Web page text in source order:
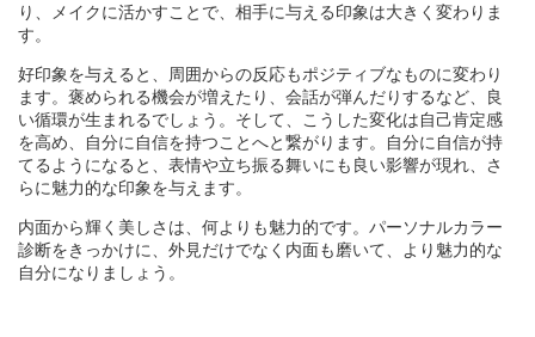
り、メイクに活かすことで、相手に与える印象は大きく変わりま
す。
好印象を与えると、周囲からの反応もポジティブなものに変わり
ます。褒められる機会が増えたり、会話が弾んだりするなど、良
い循環が生まれるでしょう。そして、こうした変化は自己肯定感
を高め、自分に自信を持つことへと繋がります。自分に自信が持
てるようになると、表情や立ち振る舞いにも良い影響が現れ、さ
らに魅力的な印象を与えます。
内面から輝く美しさは、何よりも魅力的です。パーソナルカラー
診断をきっかけに、外見だけでなく内面も磨いて、より魅力的な
自分になりましょう。